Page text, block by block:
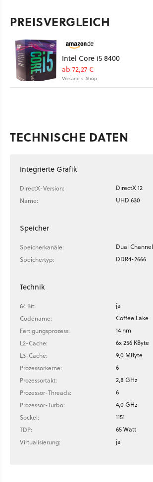
PREISVERGLEICH
Intel Core i5 8400
ab 72,27 €
Versand s. Shop
TECHNISCHE DATEN
Integrierte Grafik
DirectX-Version:
DirectX 12
Name:
UHD 630
Speicher
Speicherkanäle:
Dual Channel
Speichertyp:
DDR4-2666
Technik
64 Bit:
ja
Codename:
Coffee Lake
Fertigungsprozess:
14 nm
L2-Cache:
6x 256 KByte
L3-Cache:
9,0 MByte
Prozessorkerne:
6
Prozessortakt:
2,8 GHz
Prozessor-Threads:
6
Prozessor-Turbo:
4,0 GHz
Sockel:
1151
TDP:
65 Watt
Virtualisierung:
ja